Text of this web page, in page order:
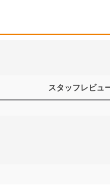
スタッフレビュ